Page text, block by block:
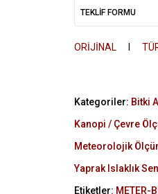
TEKLİF FORMU
ORİJİNAL
Kategoriler: Bitki
Kanopi / Çevre
Meteorolojik
Yaprak Islaklık
Etiketler: METER-